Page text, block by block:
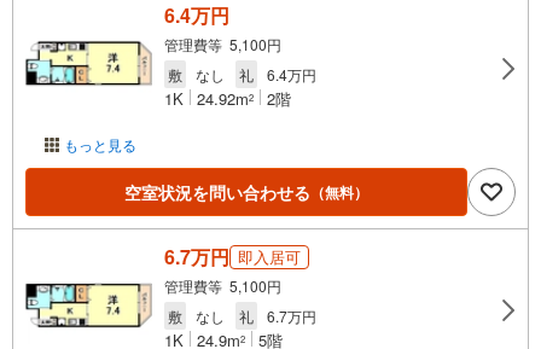
もっと見る
6.4万円
管理費等 5,100円
敷
なし 礼 6.4万円
1K 24.92m2 2階
空室状況を問い合わせる （無料）
6.7万円 即入居可
管理費等 5,100円
敷
なし 礼 6.7万円
1K 24.9m2 5階